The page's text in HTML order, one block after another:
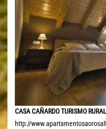
CASA CAÑARDO TURISMO RURAL
http://